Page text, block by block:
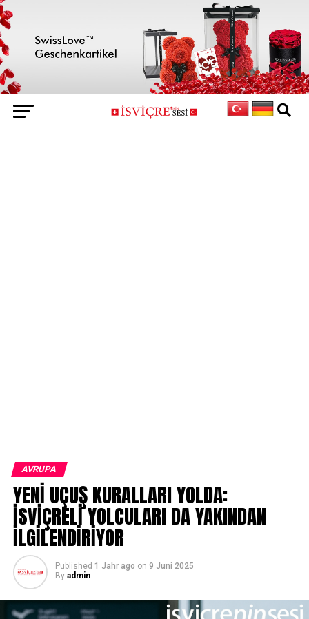
AVRUPA
YENİ UÇUŞ KURALLARI YOLDA:
İSVİÇRELİ YOLCULARI DA YAKINDAN
İLGİLENDİRİYOR
Published 1 Jahr ago on 9 Juni 2025
By admin